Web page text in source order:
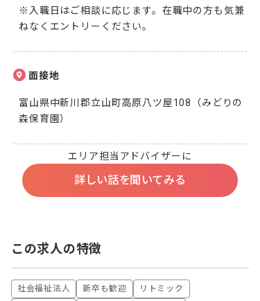
※入職日はご相談に応じます。在職中の方も気兼
ねなくエントリーください。
面接地
富山県中新川郡立山町高原八ツ屋108（みどりの
森保育園）
エリア担当アドバイザーに
詳しい話を聞いてみる
この求人の特徴
社会福祉法人 新卒も歓迎
リトミック